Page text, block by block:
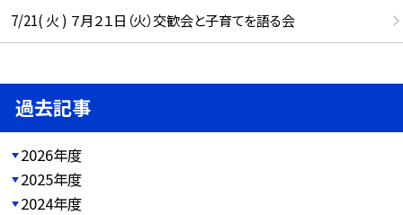
7/21( 火 ) ７月２１日（火）交歓会と子育てを語る会
過去記事
2026年度
2025年度
2024年度